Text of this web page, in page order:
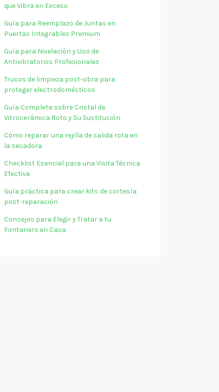
que Vibra en Exceso
Guía para Reemplazo de Juntas en
Puertas Integrables Premium
Guía para Nivelación y Uso de
Antivibratorios Profesionales
Trucos de limpieza post-obra para
proteger electrodomésticos
Guía Completa sobre Cristal de
Vitrocerámica Roto y Su Sustitución
Cómo reparar una rejilla de salida rota en
la secadora
Checklist Esencial para una Visita Técnica
Efectiva
Guía práctica para crear kits de cortesía
post-reparación
Consejos para Elegir y Tratar a tu
Fontanero en Casa